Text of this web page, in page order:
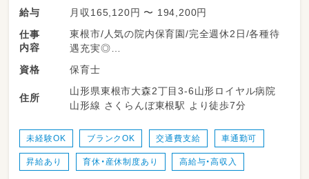
給与
月収165,120円 〜 194,200円
仕事
内容
東根市/人気の院内保育園/完全週休2日/各種待
遇充実◎
■完全週休2日のシフト制で働きやすい職場で
す。育児休業の取得実績があります。
■社会保険・各種手当完備◎安心して長く勤めて
私たちと一緒に、元気な子どもたちに囲まれて
お仕事に取り組みませんか？
資格 保育士
住所
山形県東根市大森2丁目3-6山形ロイヤル病院
山形線 さくらんぼ東根駅 より徒歩7分
未経験OK ブランクOK 交通費支給 車通勤可
昇給あり 育休・産休制度あり 高給与・高収入